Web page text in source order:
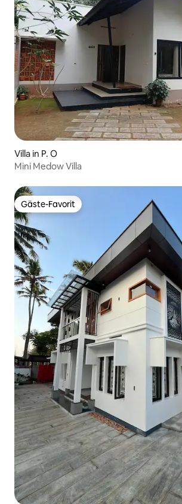
Villa in P. O
Mini Medow Villa
Gäste-Favorit
Gäste-Favorit